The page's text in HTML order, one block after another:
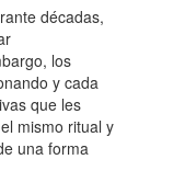
décadas,
los
y cada
que les
mismo ritual y
una forma